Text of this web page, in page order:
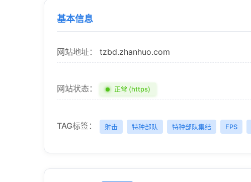
基本信息
网站地址： tzbd.zhanhuo.com
网站状态： 正常 (https)
TAG标签： 射击 特种部队 特种部队集结 FPS